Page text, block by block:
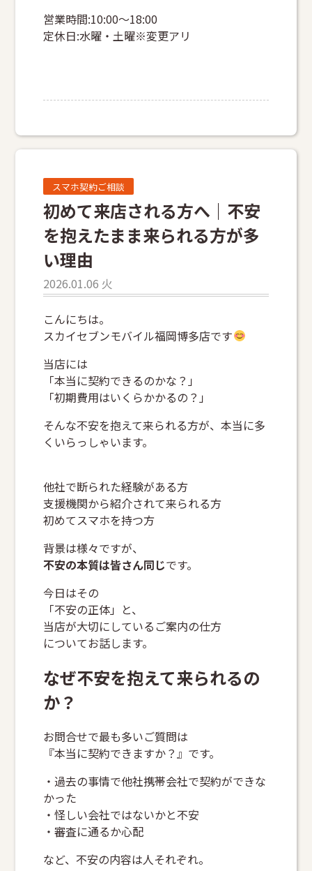
営業時間:10:00～18:00
定休日:水曜・土曜※変更アリ
スマホ契約ご相談
初めて来店される方へ｜不安
を抱えたまま来られる方が多
い理由
2026.01.06 火
こんにちは。
スカイセブンモバイル福岡博多店です
当店には
「本当に契約できるのかな？」
「初期費用はいくらかかるの？」
そんな不安を抱えて来られる方が、本当に多
くいらっしゃいます。
他社で断られた経験がある方
支援機関から紹介されて来られる方
初めてスマホを持つ方
背景は様々ですが、
不安の本質は皆さん同じです。
今日はその
「不安の正体」と、
当店が大切にしているご案内の仕方
についてお話します。
なぜ不安を抱えて来られるの
か？
お問合せで最も多いご質問は
『本当に契約できますか？』です。
・過去の事情で他社携帯会社で契約ができな
かった
・怪しい会社ではないかと不安
・審査に通るか心配
など、不安の内容は人それぞれ。